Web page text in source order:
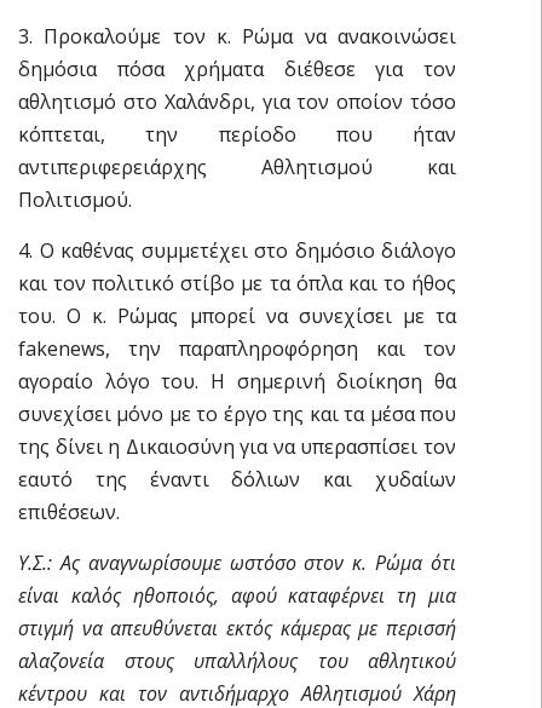
3. Προκαλούμε τον κ. Ρώμα να ανακοινώσει
δημόσια πόσα χρήματα διέθεσε για τον
αθλητισμό στο Χαλάνδρι, για τον οποίον τόσο
κόπτεται, την περίοδο που ήταν
αντιπεριφερειάρχης Αθλητισμού και
Πολιτισμού.
4. Ο καθένας συμμετέχει στο δημόσιο διάλογο
και τον πολιτικό στίβο με τα όπλα και το ήθος
του. Ο κ. Ρώμας μπορεί να συνεχίσει με τα
fakenews, την παραπληροφόρηση και τον
αγοραίο λόγο του. Η σημερινή διοίκηση θα
συνεχίσει μόνο με το έργο της και τα μέσα που
της δίνει η Δικαιοσύνη για να υπερασπίσει τον
εαυτό της έναντι δόλιων και χυδαίων
επιθέσεων.
Υ.Σ.: Ας αναγνωρίσουμε ωστόσο στον κ. Ρώμα ότι
είναι καλός ηθοποιός, αφού καταφέρνει τη μια
στιγμή να απευθύνεται εκτός κάμερας με περισσή
αλαζονεία στους υπαλλήλους του αθλητικού
κέντρου και τον αντιδήμαρχο Αθλητισμού Χάρη